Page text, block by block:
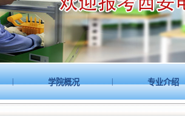
学院概况 专业介绍